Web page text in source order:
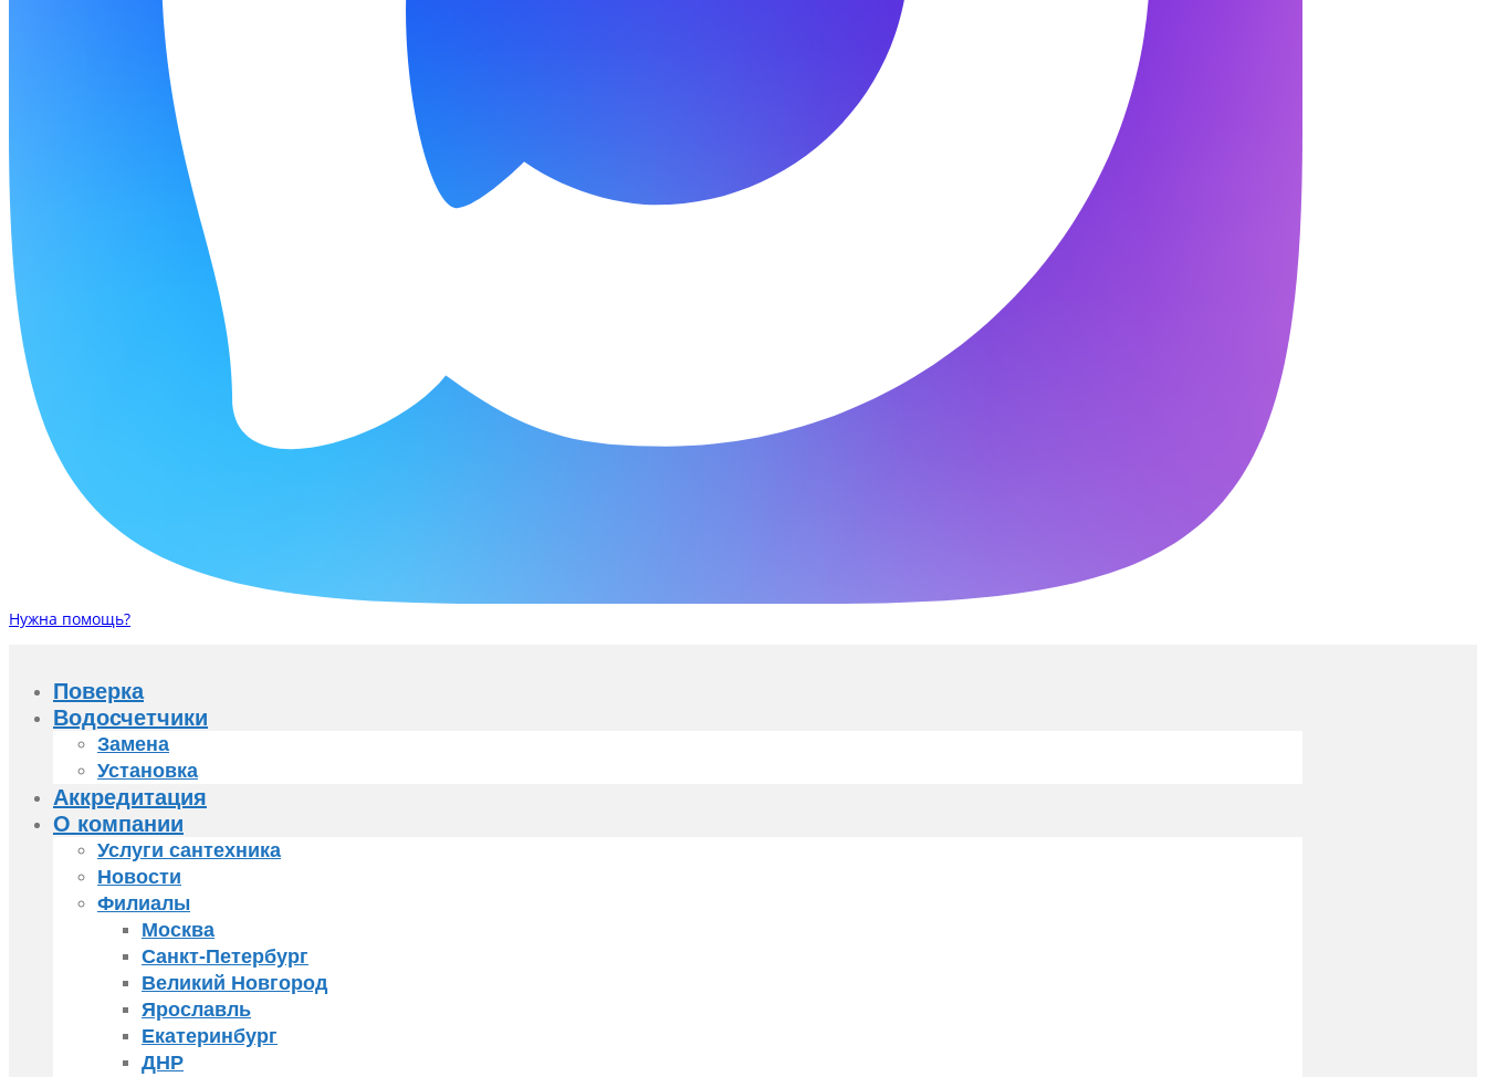
Нужна помощь?
Поверка
Водосчетчики
Замена
Установка
Аккредитация
О компании
Услуги сантехника
Новости
Филиалы
Москва
Санкт-Петербург
Великий Новгород
Ярославль
Екатеринбург
ДНР